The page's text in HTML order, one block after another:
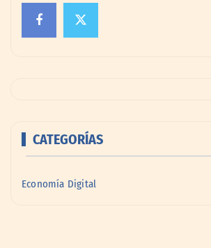
CATEGORÍAS
Economía Digital